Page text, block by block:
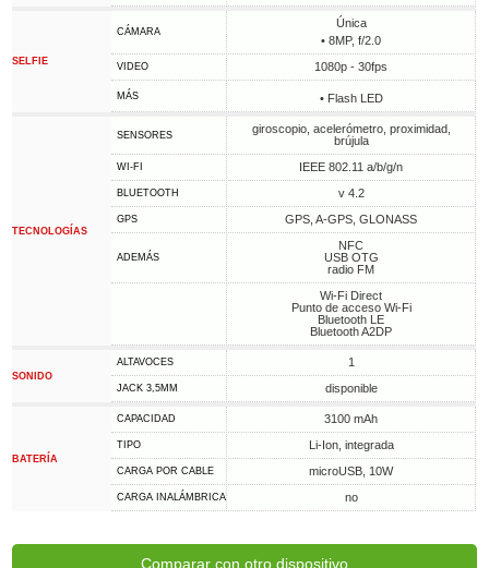
SELFIE
CÁMARA
Única
• 8MP, f/2.0
VIDEO 1080p - 30fps
MÁS • Flash LED
TECNOLOGÍAS
SENSORES
giroscopio, acelerómetro, proximidad,
brújula
WI-FI IEEE 802.11 a/b/g/n
BLUETOOTH v 4.2
GPS GPS, A-GPS, GLONASS
ADEMÁS
NFC
USB OTG
radio FM
Wi-Fi Direct
Punto de acceso Wi-Fi
Bluetooth LE
Bluetooth A2DP
SONIDO
ALTAVOCES 1
JACK 3,5MM disponible
BATERÍA
CAPACIDAD 3100 mAh
TIPO Li-Ion, integrada
CARGA POR CABLE microUSB, 10W
CARGA INALÁMBRICA no
Comparar con otro dispositivo